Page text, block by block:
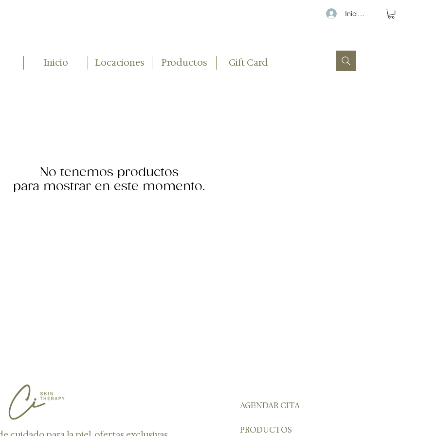
Iniciar sesión
Inicio Locaciones Productos Gift Card
No tenemos productos
para mostrar en este momento.
AGENDAR CITA
PRODUCTOS